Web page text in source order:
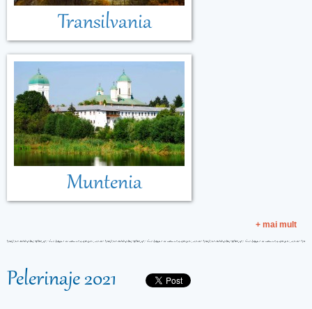
Transilvania
Muntenia
+ mai mult
Pelerinaje 2021